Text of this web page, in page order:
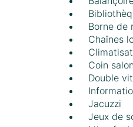
Borne de
Chaînes
Coin
Double
Jacuzzi
Jeux de